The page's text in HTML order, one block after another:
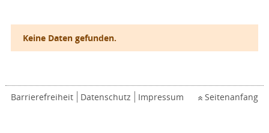
Keine Daten gefunden.
Barrierefreiheit Datenschutz Impressum Seitenanfang